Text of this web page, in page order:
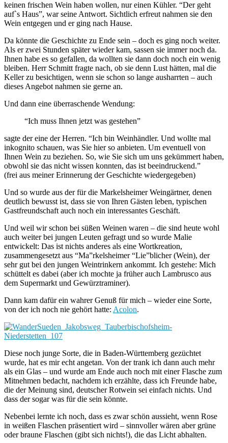
keinen frischen Wein haben wollen, nur einen Kühler. “Der geht
auf`s Haus”, war seine Antwort. Sichtlich erfreut nahmen sie den
Wein entgegen und er ging nach Hause.
Da könnte die Geschichte zu Ende sein – doch es ging noch weiter.
Als er zwei Stunden später wieder kam, sassen sie immer noch da.
Ihnen habe es so gefallen, da wollten sie dann doch noch ein wenig
bleiben. Herr Schmitt fragte nach, ob sie denn Lust hätten, mal die
Keller zu besichtigen, wenn sie schon so lange ausharrten – auch
dieses Angebot nahmen sie gerne an.
Und dann eine überraschende Wendung:
“Ich muss Ihnen jetzt was gestehen”
sagte der eine der Herren. “Ich bin Weinhändler. Und wollte mal
inkognito schauen, was Sie hier so anbieten. Um eventuell von
Ihnen Wein zu beziehen. So, wie Sie sich um uns gekümmert haben,
obwohl sie das nicht wissen konnten, das ist beeindruckend.”
(frei aus meiner Erinnerung der Geschichte wiedergegeben)
Und so wurde aus der für die Markelsheimer Weingärtner, denen
deutlich bewusst ist, dass sie von Ihren Gästen leben, typischen
Gastfreundschaft auch noch ein interessantes Geschäft.
Und weil wir schon bei süßen Weinen waren – die sind heute wohl
auch weiter bei jungen Leuten gefragt und so wurde Malie
entwickelt: Das ist nichts anderes als eine Wortkreation,
zusammengesetzt aus “Ma”rkelsheimer “Lie”blicher (Wein), der
sehr gut bei den jungen Weintrinkern ankommt. Ich gestehe: Mich
schüttelt es dabei (aber ich mochte ja früher auch Lambrusco aus
dem Supermarkt und Gewürztraminer).
Dann kam dafür ein wahrer Genuß für mich – wieder eine Sorte,
von der ich noch nie gehört hatte: Acolon.
Diese noch junge Sorte, die in Baden-Württemberg gezüchtet
wurde, hat es mir echt angetan. Von der trank ich dann auch mehr
als ein Glas – und wurde am Ende auch noch mit einer Flasche zum
Mitnehmen bedacht, nachdem ich erzählte, dass ich Freunde habe,
die der Meinung sind, deutscher Rotwein sei einfach nichts. Und
dass der sogar was für die sein könnte.
Nebenbei lernte ich noch, dass es zwar schön aussieht, wenn Rose
in weißen Flaschen präsentiert wird – sinnvoller wären aber grüne
oder braune Flaschen (gibt sich nichts!), die das Licht abhalten.